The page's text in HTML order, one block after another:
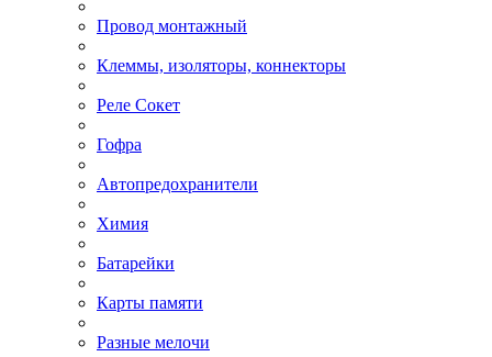
Провод монтажный
Клеммы, изоляторы, коннекторы
Реле Сокет
Гофра
Автопредохранители
Химия
Батарейки
Карты памяти
Разные мелочи